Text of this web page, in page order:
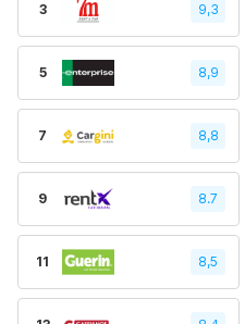
3 9,3
5 8,9
7 8,8
9 8.7
11 8,5